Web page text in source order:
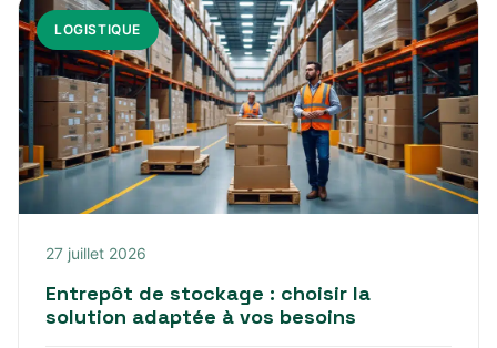
LOGISTIQUE
27 juillet 2026
Entrepôt de stockage : choisir la
solution adaptée à vos besoins